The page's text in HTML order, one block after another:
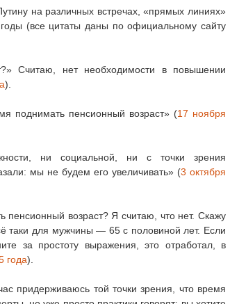
на различных встречах, «прямых линиях»
(все цитаты даны по официальному сайту
Считаю, нет необходимости в повышении
).
поднимать пенсионный возраст» (17 ноября
ни социальной, ни с точки зрения
мы не будем его увеличивать» (3 октября
пенсионный возраст? Я считаю, что нет. Скажу
таки для мужчины — 65 с половиной лет. Если
за простоту выражения, это отработал, в
года).
придерживаюсь той точки зрения, что время